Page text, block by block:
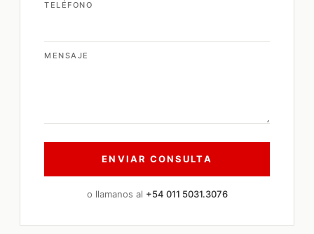
TELÉFONO
MENSAJE
o llamanos al +54 011 5031.3076